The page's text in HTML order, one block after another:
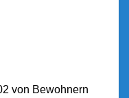
von Bewohnern